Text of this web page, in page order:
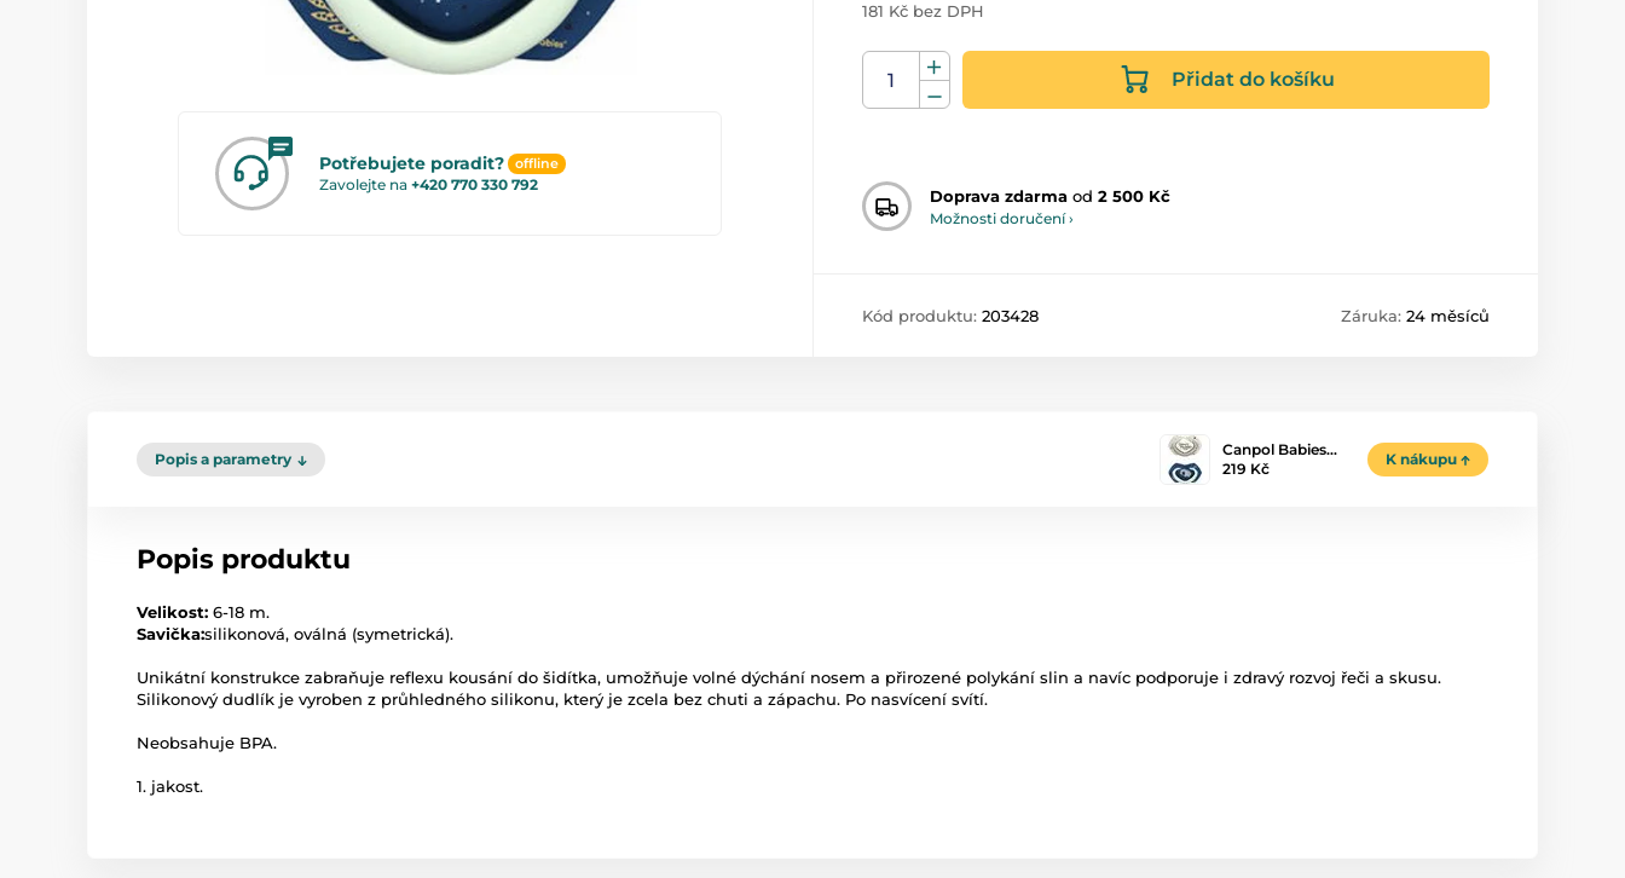
Potřebujete poradit? offline
Zavolejte na +420 770 330 792
181 Kč bez DPH
Přidat do košíku
Doprava zdarma od 2 500 Kč
Možnosti doručení ›
Kód produktu: 203428 Záruka: 24 měsíců
Popis a parametry
Canpol Babies…
219 Kč
K nákupu
Popis produktu
Velikost: 6-18 m.
Savička:silikonová, oválná (symetrická).
Unikátní konstrukce zabraňuje reflexu kousání do šidítka, umožňuje volné dýchání nosem a přirozené polykání slin a navíc podporuje i zdravý rozvoj řeči a skusu.
Silikonový dudlík je vyroben z průhledného silikonu, který je zcela bez chuti a zápachu. Po nasvícení svítí.
Neobsahuje BPA.
1. jakost.